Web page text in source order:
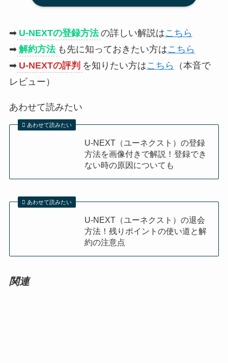
➡ U-NEXTの登録方法 の詳しい解説はこちら
➡ 解約方法 も先に知っておきたい方はこちら
➡ U-NEXTの評判 を知りたい方はこちら
（本音で
レビュー）
あわせて読みたい
あわせて読みたい
U-NEXT（ユーネクスト）の登録
方法を画像付きで解説！登録でき
ない時の原因についても
あわせて読みたい
U-NEXT（ユーネクスト）の退会
方法！残りポイントの使い道と解
約の注意点
関連